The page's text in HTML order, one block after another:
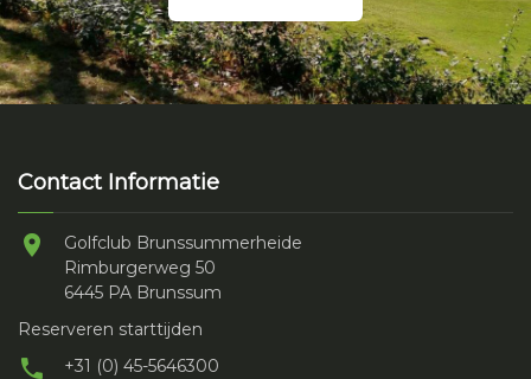
Contact Informatie
Golfclub Brunssummerheide
Rimburgerweg 50
6445 PA Brunssum
Reserveren starttijden
+31 (0) 45-5646300